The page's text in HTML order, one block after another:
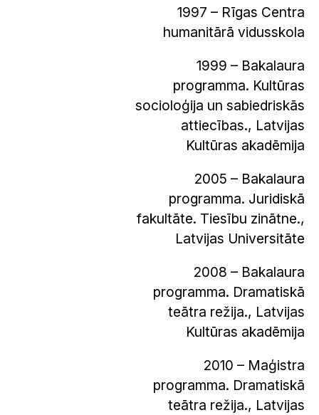
1997 – Rīgas Centra
humanitārā vidusskola
1999 – Bakalaura
programma. Kultūras
socioloģija un sabiedriskās
attiecības., Latvijas
Kultūras akadēmija
2005 – Bakalaura
programma. Juridiskā
fakultāte. Tiesību zinātne.,
Latvijas Universitāte
2008 – Bakalaura
programma. Dramatiskā
teātra režija., Latvijas
Kultūras akadēmija
2010 – Maģistra
programma. Dramatiskā
teātra režija., Latvijas